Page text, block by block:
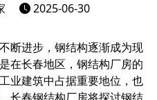
2025-06-30
断进步，钢结构逐渐成为现
在长春地区，钢结构厂房的
业建筑中占据重要地位，也